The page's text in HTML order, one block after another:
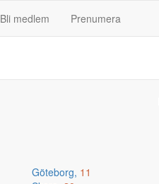
Bli medlem Prenumera
Göteborg, 11